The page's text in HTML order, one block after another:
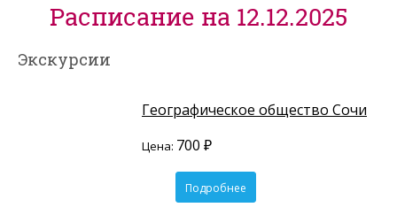
Расписание на 12.12.2025
Экскурсии
Географическое общество Сочи
Цена: 700 ₽
Подробнее